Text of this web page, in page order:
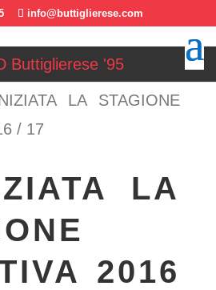
info@buttiglierese.com
LA STAGIONE
/ 17
LA
2016